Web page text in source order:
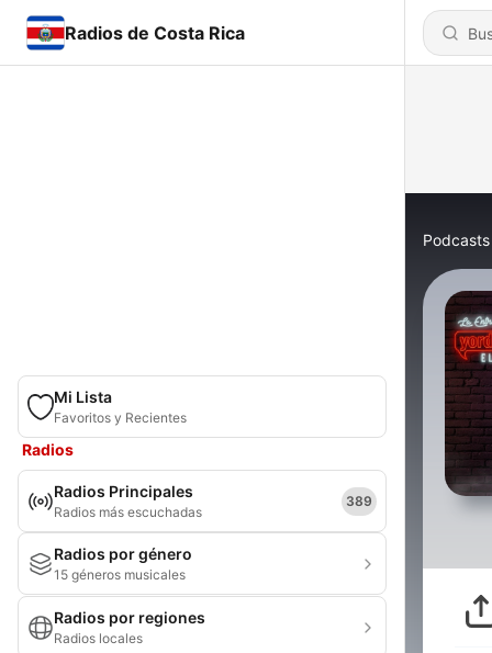
Radios de Costa Rica
Mi Lista
Favoritos y Recientes
Radios
Radios Principales
Radios más escuchadas
389
Radios por género
15 géneros musicales
Radios por regiones
Radios locales
Podcasts